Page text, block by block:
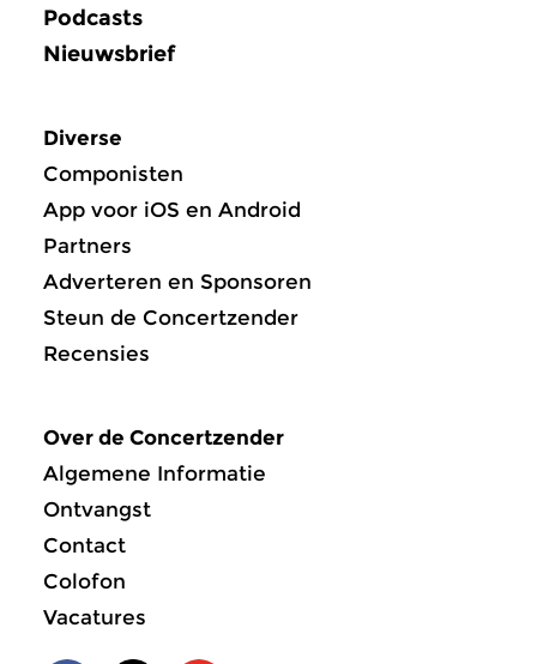
Podcasts
Nieuwsbrief
Diverse
Componisten
App voor iOS en Android
Partners
Adverteren en Sponsoren
Steun de Concertzender
Recensies
Over de Concertzender
Algemene Informatie
Ontvangst
Contact
Colofon
Vacatures